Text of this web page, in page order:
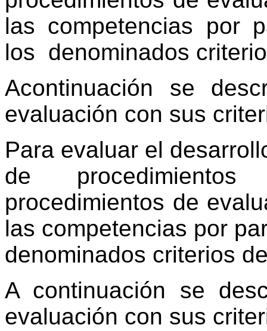
las competencias por
los denominados
Acontinuación se
evaluación con sus
Para evaluar el
de
procedimientos de
las competencias por
denominados criterios
A continuación se
evaluación con sus